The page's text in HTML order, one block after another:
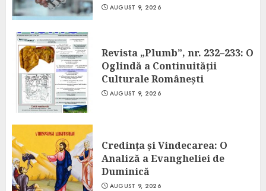
AUGUST 9, 2026
Revista „Plumb”, nr. 232–233: O
Oglindă a Continuității
Culturale Românești
AUGUST 9, 2026
Credința și Vindecarea: O
Analiză a Evangheliei de
Duminică
AUGUST 9, 2026